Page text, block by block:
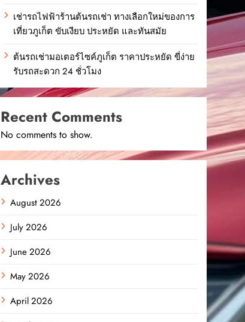
เช่ารถไฟฟ้าร้านต้นรถเช่า ทางเลือกใหม่ของการ
เที่ยวภูเก็ต ขับเงียบ ประหยัด และทันสมัย
ต้นรถเช่ามอเตอร์ไซค์ภูเก็ต ราคาประหยัด ขี่ง่าย
รับรถสะดวก 24 ชั่วโมง
Recent Comments
No comments to show.
Archives
August 2026
July 2026
June 2026
May 2026
April 2026